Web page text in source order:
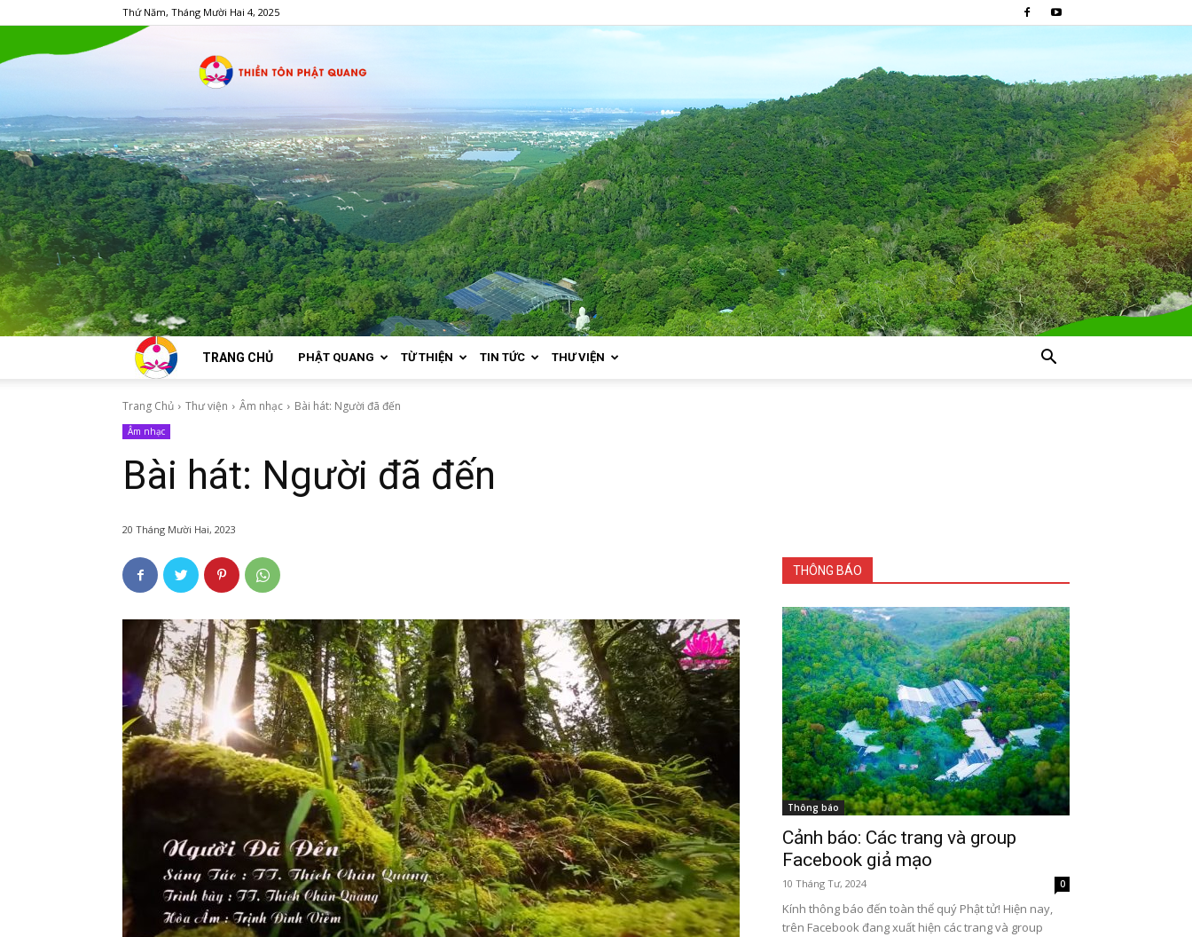
Thứ Năm, Tháng Mười Hai 4, 2025
Phật
Quang
TRANG CHỦ PHẬT QUANG TỪ THIỆN TIN TỨC THƯ VIỆN
Trang Chủ Thư viện Âm nhạc Bài hát: Người đã đến
Âm nhạc
Bài hát: Người đã đến
20 Tháng Mười Hai, 2023
THÔNG BÁO
Thông báo
Cảnh báo: Các trang và group
Facebook giả mạo
10 Tháng Tư, 2024 0
Kính thông báo đến toàn thể quý Phật tử! Hiện nay,
trên Facebook đang xuất hiện các trang và group